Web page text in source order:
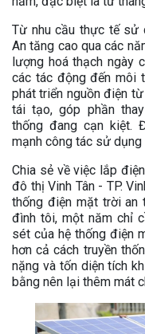
Từ nhu cầu thực tế sử
An tăng cao qua các
lượng hoá thạch ngày
các tác động đến môi
phát triển nguồn điện
tái tạo, góp phần
thống đang cạn kiệt.
mạnh công tác sử
Chia sẻ về việc lắp
đô thị Vinh Tân - TP.
thống điện mặt trời an
đình tôi, một năm chỉ
sét của hệ thống điện
hơn cả cách truyền
nặng và tốn diện tích
bằng nên lại thêm mát